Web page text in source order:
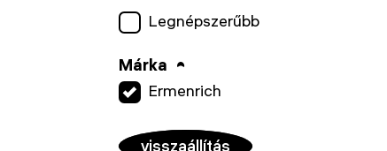
Legnépszerűbb
Márka
Ermenrich
visszaállítás